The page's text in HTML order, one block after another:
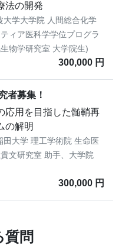
法の開発
大学大学院 人間総合化学
ィア医科学学位プログラ
物学研究室 大学院生)
300,000 円
者募集！
応用を目指した髄鞘再
の解明
田大学 理工学術院 生命医
文研究室 助手、大学院
300,000 円
質問